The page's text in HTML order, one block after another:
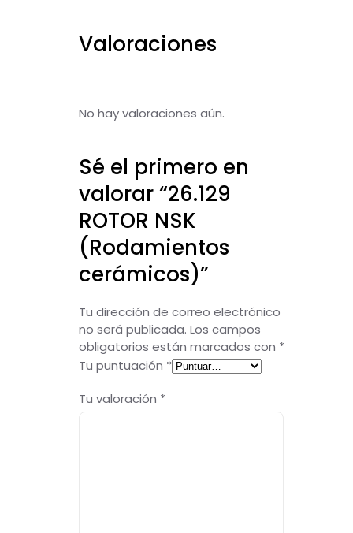
Valoraciones
No hay valoraciones aún.
Sé el primero en
valorar “26.129
ROTOR NSK
(Rodamientos
cerámicos)”
Tu dirección de correo electrónico
no será publicada. Los campos
obligatorios están marcados con *
Tu puntuación *
Tu valoración *